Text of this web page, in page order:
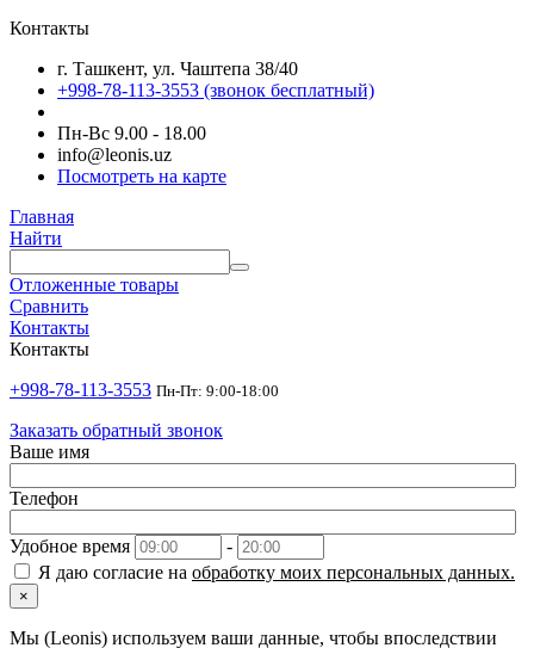
Контакты
г. Ташкент, ул. Чаштепа 38/40
+998-78-113-3553 (звонок бесплатный)
Пн-Вс 9.00 - 18.00
info@leonis.uz
Посмотреть на карте
Главная
Найти
Отложенные товары
Сравнить
Контакты
Контакты
+998-78-113-3553 Пн-Пт: 9:00-18:00
Заказать обратный звонок
Ваше имя
Телефон
Удобное время
-
Я даю согласие на обработку моих персональных данных.
×
Мы (Leonis) используем ваши данные, чтобы впоследствии